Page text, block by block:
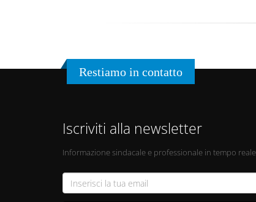
Restiamo in contatto
Iscriviti alla newsletter
Informazione sindacale e professionale in tempo